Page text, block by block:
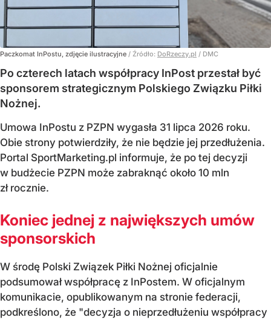
Paczkomat InPostu, zdjęcie ilustracyjne / Źródło: DoRzeczy.pl / DMC
Po czterech latach współpracy InPost przestał być
sponsorem strategicznym Polskiego Związku Piłki
Nożnej.
Umowa InPostu z PZPN wygasła 31 lipca 2026 roku.
Obie strony potwierdziły, że nie będzie jej przedłużenia.
Portal SportMarketing.pl informuje, że po tej decyzji
w budżecie PZPN może zabraknąć około 10 mln
zł rocznie.
Koniec jednej z największych umów
sponsorskich
W środę Polski Związek Piłki Nożnej oficjalnie
podsumował współpracę z InPostem. W oficjalnym
komunikacie, opublikowanym na stronie federacji,
podkreślono, że "decyzja o nieprzedłużeniu współpracy